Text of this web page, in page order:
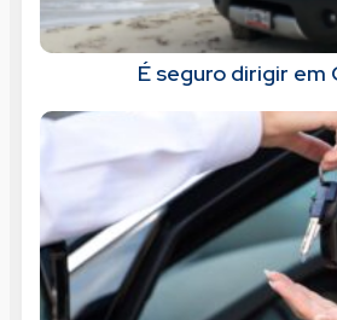
É seguro dirigir em